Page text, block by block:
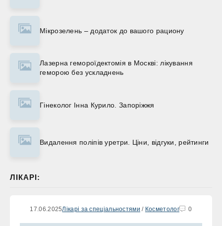
Мікрозелень – додаток до вашого рациону
Лазерна гемороїдектомія в Москві: лікування
геморою без ускладнень
Гінеколог Інна Курило. Запоріжжя
Видалення поліпів уретри. Ціни, відгуки, рейтинги
ЛІКАРІ:
17.06.2025Лікарі за спеціальностями / Косметолог 0